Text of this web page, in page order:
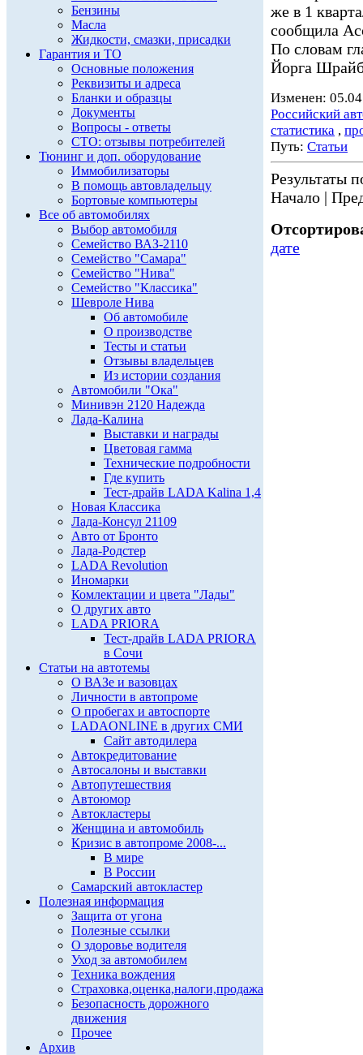
Бензины
Масла
Жидкости, смазки, присадки
Гарантия и ТО
Основные положения
Реквизиты и адреса
Бланки и образцы
Документы
Вопросы - ответы
СТО: отзывы потребителей
Тюнинг и доп. оборудование
Иммобилизаторы
В помощь автовладельцу
Бортовые компьютеры
Все об автомобилях
Выбор автомобиля
Семейство ВАЗ-2110
Семейство "Самара"
Семейство "Нива"
Семейство "Классика"
Шевроле Нива
Об автомобиле
О производстве
Тесты и статьи
Отзывы владельцев
Из истории создания
Автомобили "Ока"
Минивэн 2120 Надежда
Лада-Калина
Выставки и награды
Цветовая гамма
Технические подробности
Где купить
Тест-драйв LADA Kalina 1,4
Новая Классика
Лада-Консул 21109
Авто от Бронто
Лада-Родстер
LADA Revolution
Иномарки
Комлектации и цвета "Лады"
О других авто
LADA PRIORA
Тест-драйв LADA PRIORA
в Сочи
Статьи на автотемы
О ВАЗе и вазовцах
Личности в автопроме
О пробегах и автоспорте
LADAONLINE в других СМИ
Сайт автодилера
Автокредитование
Автосалоны и выставки
Автопутешествия
Автоюмор
Автокластеры
Женщина и автомобиль
Кризис в автопроме 2008-...
В мире
В России
Самарский автокластер
Полезная информация
Защита от угона
Полезные ссылки
О здоровье водителя
Уход за автомобилем
Техника вождения
Страховка,оценка,налоги,продажа
Безопасность дорожного
движения
Прочее
Архив
же в 1
сообщила
По словам
Йорга
Изменен:
Российский
статистика ,
Путь: Статьи
Результаты
Начало |
дате